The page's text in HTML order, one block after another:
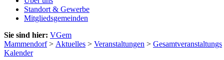
Standort & Gewerbe
Mitgliedsgemeinden
Sie sind hier: VGem
Mammendorf> Aktuelles > Veranstaltungen > Gesamtveranstaltungs
Kalender